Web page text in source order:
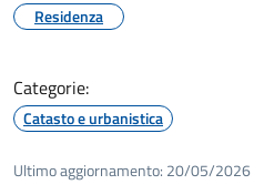
Residenza
Categorie:
Catasto e urbanistica
Ultimo aggiornamento: 20/05/2026